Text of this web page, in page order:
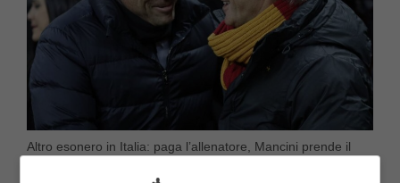
Altro esonero in Italia: paga l’allenatore, Mancini prende il